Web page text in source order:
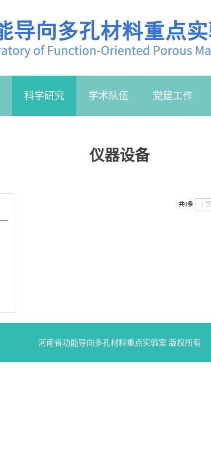
科学研究 学术队伍 党建工作
仪器设备
共0条 上页
河南省功能导向多孔材料重点实验室 版权所有